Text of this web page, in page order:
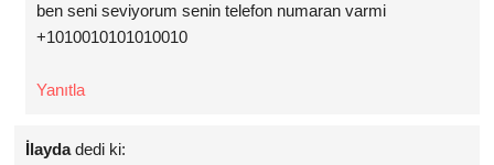
ben seni seviyorum senin telefon numaran varmi
+1010010101010010
Yanıtla
İlayda dedi ki: